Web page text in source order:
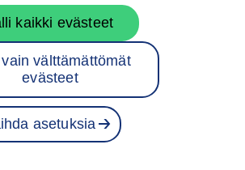
Ota yhteyttä
asetuksia
välttämättömät
evästeet
kaikki evästeet